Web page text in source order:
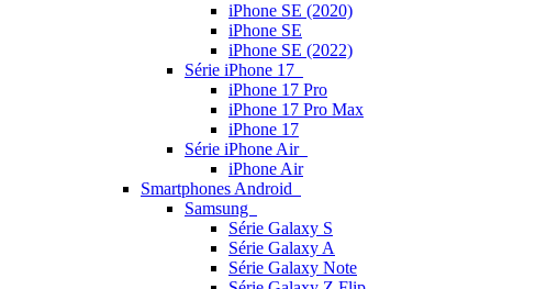
iPhone SE (2020)
iPhone SE
iPhone SE (2022)
Série iPhone 17
iPhone 17 Pro
iPhone 17 Pro Max
iPhone 17
Série iPhone Air
iPhone Air
Smartphones Android
Samsung
Série Galaxy S
Série Galaxy A
Série Galaxy Note